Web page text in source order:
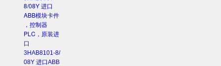
3HAB8101-8/
08Y 进口ABB